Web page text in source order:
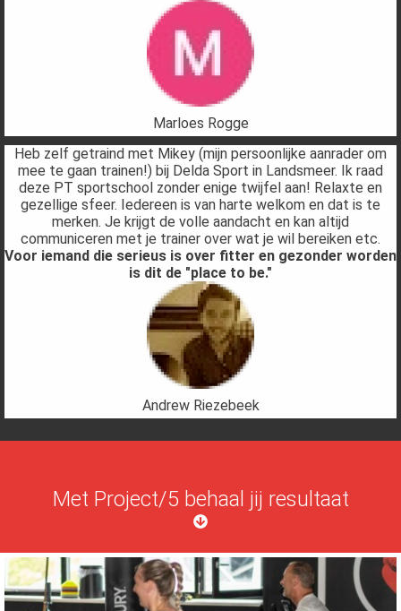
Marloes Rogge
Heb zelf getraind met Mikey (mijn persoonlijke aanrader om
mee te gaan trainen!) bij Delda Sport in Landsmeer. Ik raad
deze PT sportschool zonder enige twijfel aan! Relaxte en
gezellige sfeer. Iedereen is van harte welkom en dat is te
merken. Je krijgt de volle aandacht en kan altijd
communiceren met je trainer over wat je wil bereiken etc.
Voor iemand die serieus is over fitter en gezonder worden
is dit de "place to be."
Andrew Riezebeek
Met Project/5 behaal jij resultaat